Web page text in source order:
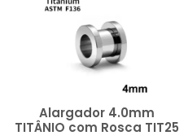
Alargador 4.0mm
TITÂNIO com Rosca TIT25